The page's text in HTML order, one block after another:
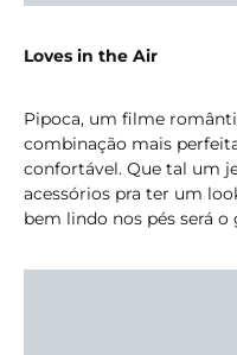
Loves in the Air
Pipoca, um filme
combinação mais
confortável. Que tal um
acessórios pra ter um
bem lindo nos pés será